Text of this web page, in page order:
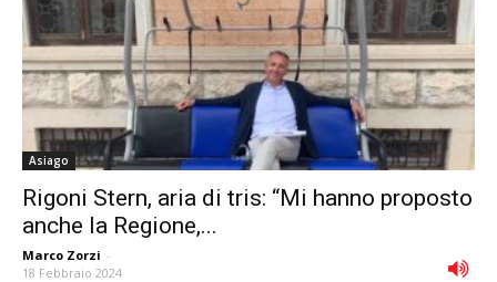
Asiago
Rigoni Stern, aria di tris: “Mi hanno proposto
anche la Regione,...
Marco Zorzi -
18 Febbraio 2024